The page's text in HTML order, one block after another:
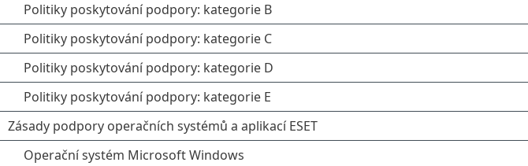
Politiky poskytování podpory: kategorie B
Politiky poskytování podpory: kategorie C
Politiky poskytování podpory: kategorie D
Politiky poskytování podpory: kategorie E
Zásady podpory operačních systémů a aplikací ESET
Operační systém Microsoft Windows